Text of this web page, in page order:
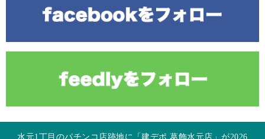
水元1丁目のパチンコ店跡地に「建デポ 葛飾水元店」が2026